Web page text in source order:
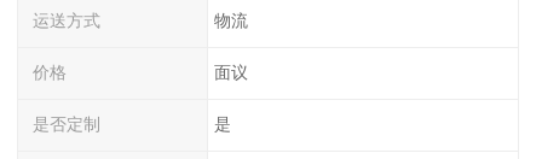
运送方式 物流
价格 面议
是否定制 是